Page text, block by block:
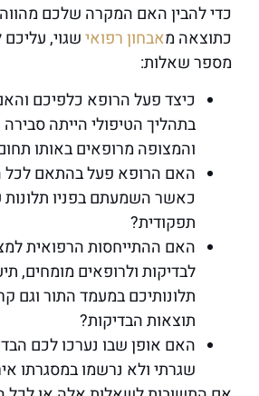
כדי להבין האם המקרה שלכם
כתוצאה מאבחון רפואישגוי,
מספר שאלות:
כיצד פעל הרופא כלפיכם
בתהליך הטיפולי הייתה
והמצופה מרופאים באותו
האם הרופא פעל בהתאם לכל
כאשר השמעתם בפניו תלונות
תפקודית?
האם ההתייחסות הרפואית
לבדיקות ולרופאים מומחים,
תלונותיכם במעמד התור וגם
תוצאות הבדיקות?
האם אופן שבו נערכו לכם
שגרתי ולא נרשמו במסגרתו